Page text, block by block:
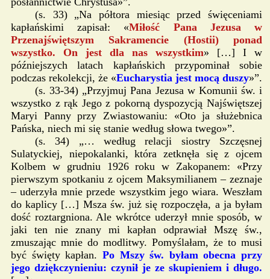
(s. 33) „Na półtora miesiąc przed święceniami
kapłańskimi zapisał: «Miłość Pana Jezusa w
Przenajświętszym Sakramencie (Hostii) ponad
wszystko. On jest dla nas wszystkim» […] I w
późniejszych latach kapłańskich przypominał sobie
podczas rekolekcji, że «Eucharystia jest mocą duszy»”.
(s. 33-34) „Przyjmuj Pana Jezusa w Komunii św. i
wszystko z rąk Jego z pokorną dyspozycją Najświętszej
Maryi Panny przy Zwiastowaniu: «Oto ja służebnica
Pańska, niech mi się stanie według słowa twego»”.
(s. 34) „… według relacji siostry Szczęsnej
Sulatyckiej, niepokalanki, która zetknęła się z ojcem
Kolbem w grudniu 1926 roku w Zakopanem: «Przy
pierwszym spotkaniu z ojcem Maksymilianem – zeznaje
– uderzyła mnie przede wszystkim jego wiara. Weszłam
do kaplicy […] Msza św. już się rozpoczęła, a ja byłam
dość roztargniona. Ale wkrótce uderzył mnie sposób, w
jaki ten nie znany mi kapłan odprawiał Mszę św.,
zmuszając mnie do modlitwy. Pomyślałam, że to musi
być święty kapłan. Po Mszy św. byłam obecna przy
jego dziękczynieniu: czynił je ze skupieniem i długo.